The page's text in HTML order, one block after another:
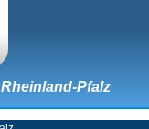
Pfalz